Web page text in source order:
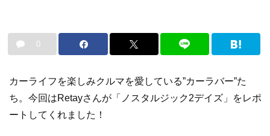
0
カーライフを楽しみクルマを愛している”カーラバー”た
ち。今回はRetayさんが「ノスタルジック2デイズ」をレポ
ートしてくれました！